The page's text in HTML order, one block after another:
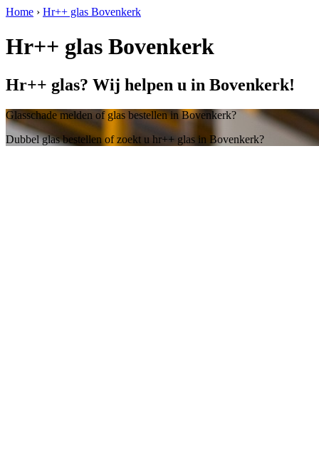
Home › Hr++ glas Bovenkerk
Hr++ glas Bovenkerk
Hr++ glas? Wij helpen u in Bovenkerk!
Glasschade melden of glas bestellen in Bovenkerk?
Dubbel glas bestellen of zoekt u hr++ glas in Bovenkerk?